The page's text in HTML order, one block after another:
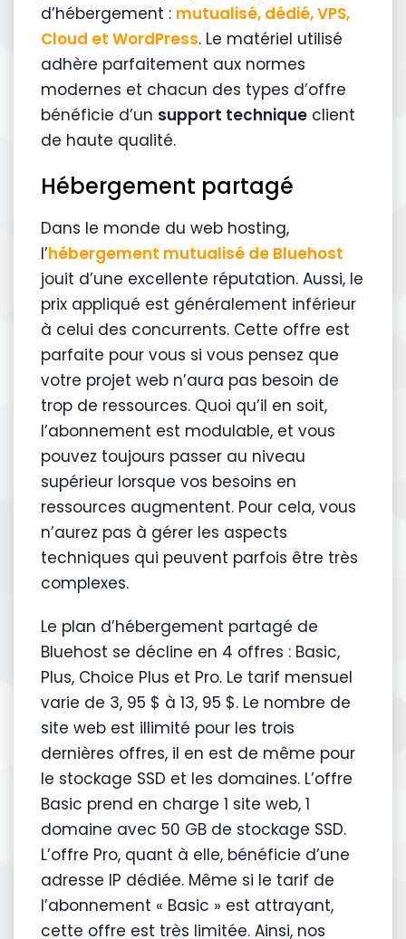
d’hébergement : mutualisé, dédié, VPS,
Cloud et WordPress. Le matériel utilisé
adhère parfaitement aux normes
modernes et chacun des types d’offre
bénéficie d’un support technique client
de haute qualité.
Hébergement partagé
Dans le monde du web hosting,
l’hébergement mutualisé de Bluehost
jouit d’une excellente réputation. Aussi, le
prix appliqué est généralement inférieur
à celui des concurrents. Cette offre est
parfaite pour vous si vous pensez que
votre projet web n’aura pas besoin de
trop de ressources. Quoi qu’il en soit,
l’abonnement est modulable, et vous
pouvez toujours passer au niveau
supérieur lorsque vos besoins en
ressources augmentent. Pour cela, vous
n’aurez pas à gérer les aspects
techniques qui peuvent parfois être très
complexes.
Le plan d’hébergement partagé de
Bluehost se décline en 4 offres : Basic,
Plus, Choice Plus et Pro. Le tarif mensuel
varie de 3, 95 $ à 13, 95 $. Le nombre de
site web est illimité pour les trois
dernières offres, il en est de même pour
le stockage SSD et les domaines. L’offre
Basic prend en charge 1 site web, 1
domaine avec 50 GB de stockage SSD.
L’offre Pro, quant à elle, bénéficie d’une
adresse IP dédiée. Même si le tarif de
l’abonnement « Basic » est attrayant,
cette offre est très limitée. Ainsi, nos